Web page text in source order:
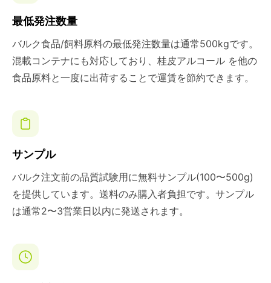
最低発注数量
バルク食品/飼料原料の最低発注数量は通常500kgです。
混載コンテナにも対応しており、桂皮アルコール を他の
食品原料と一度に出荷することで運賃を節約できます。
サンプル
バルク注文前の品質試験用に無料サンプル(100〜500g)
を提供しています。送料のみ購入者負担です。サンプル
は通常2〜3営業日以内に発送されます。